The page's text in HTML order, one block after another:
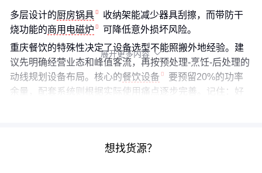
多层设计的厨房锅具
收纳架能减少器具刮擦，而带防干
烧功能的商用电磁炉
可降低意外损坏风险。
重庆餐饮的特殊性决定了设备选型不能照搬外地经验。建
议先明确经营业态和峰值客流，再按预处理-烹饪-后处理的
动线规划设备布局。核心的餐饮设备
要预留20%的功率
余量，配套系统则根据实际使用痛点逐步完善。记住：好
展开更多内容 
想找货源？